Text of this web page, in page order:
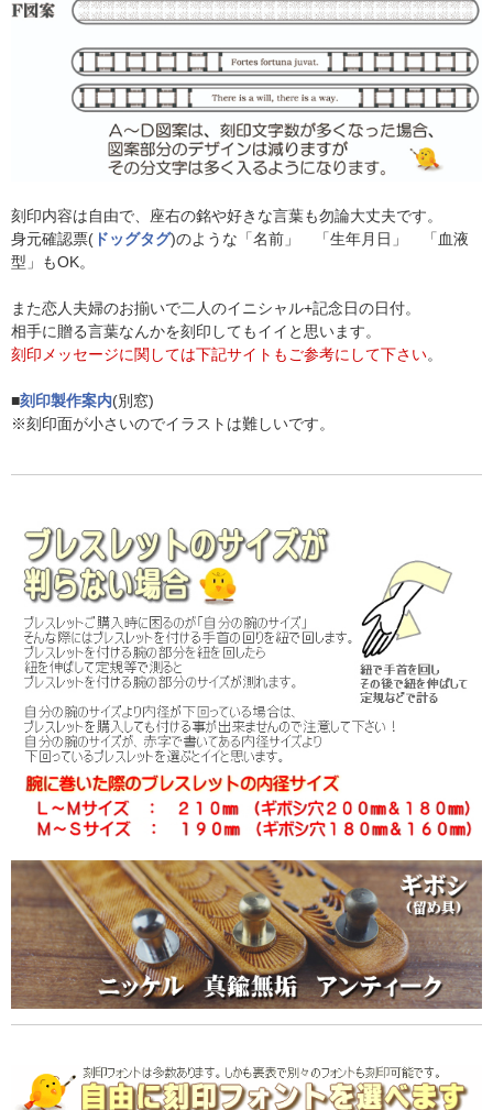
刻印内容は自由で、座右の銘や好きな言葉も勿論大丈夫です。
身元確認票( ドッグタグ)のような「名前」 「生年月日」 「血液
型」もOK。
また恋人夫婦のお揃いで二人のイニシャル+記念日の日付。
相手に贈る言葉なんかを刻印してもイイと思います。
刻印メッセージに関しては下記サイトもご参考にして下さい。
■刻印製作案内(別窓)
※刻印面が小さいのでイラストは難しいです。